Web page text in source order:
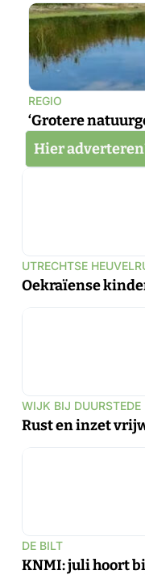
REGIO
‘Grotere
Hier
UTRECHTSE
Oekraïense
WIJK BIJ DUURSTEDE
Rust en inzet
DE BILT
KNMI: juli hoort